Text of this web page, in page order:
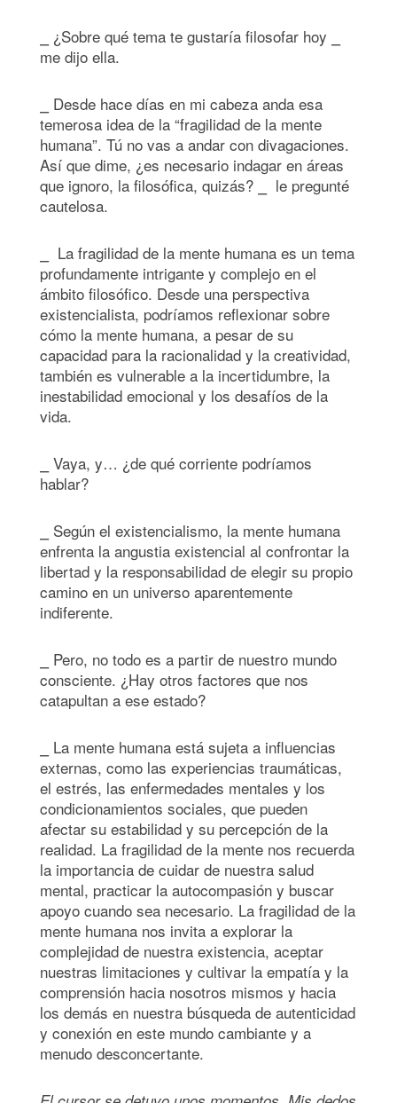
⎯ ¿Sobre qué tema te gustaría filosofar hoy ⎯
me dijo ella.
⎯ Desde hace días en mi cabeza anda esa
temerosa idea de la “fragilidad de la mente
humana”. Tú no vas a andar con divagaciones.
Así que dime, ¿es necesario indagar en áreas
que ignoro, la filosófica, quizás? ⎯ le pregunté
cautelosa.
⎯ La fragilidad de la mente humana es un tema
profundamente intrigante y complejo en el
ámbito filosófico. Desde una perspectiva
existencialista, podríamos reflexionar sobre
cómo la mente humana, a pesar de su
capacidad para la racionalidad y la creatividad,
también es vulnerable a la incertidumbre, la
inestabilidad emocional y los desafíos de la
vida.
⎯ Vaya, y… ¿de qué corriente podríamos
hablar?
⎯ Según el existencialismo, la mente humana
enfrenta la angustia existencial al confrontar la
libertad y la responsabilidad de elegir su propio
camino en un universo aparentemente
indiferente.
⎯ Pero, no todo es a partir de nuestro mundo
consciente. ¿Hay otros factores que nos
catapultan a ese estado?
⎯ La mente humana está sujeta a influencias
externas, como las experiencias traumáticas,
el estrés, las enfermedades mentales y los
condicionamientos sociales, que pueden
afectar su estabilidad y su percepción de la
realidad. La fragilidad de la mente nos recuerda
la importancia de cuidar de nuestra salud
mental, practicar la autocompasión y buscar
apoyo cuando sea necesario. La fragilidad de la
mente humana nos invita a explorar la
complejidad de nuestra existencia, aceptar
nuestras limitaciones y cultivar la empatía y la
comprensión hacia nosotros mismos y hacia
los demás en nuestra búsqueda de autenticidad
y conexión en este mundo cambiante y a
menudo desconcertante.